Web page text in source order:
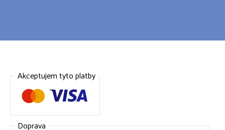
Akceptujem tyto platby
Doprava